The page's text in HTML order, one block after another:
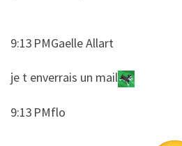
9:13 PMGaelle Allart
​​je t enverrais un mail
9:13 PMflo